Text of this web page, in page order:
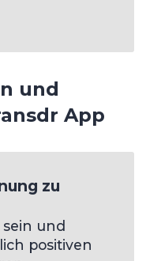
und
App
zu
und
positiven